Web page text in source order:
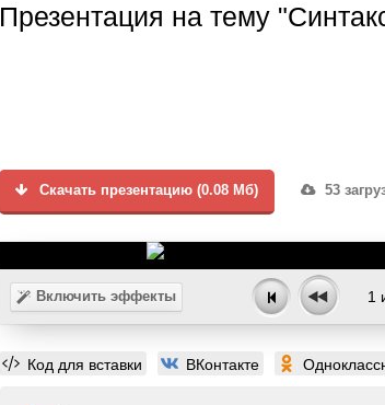
Презентация на тему
Скачать презентацию (0.08 Мб) 53
Включить эффекты 1
Код для вставки ВКонтакте